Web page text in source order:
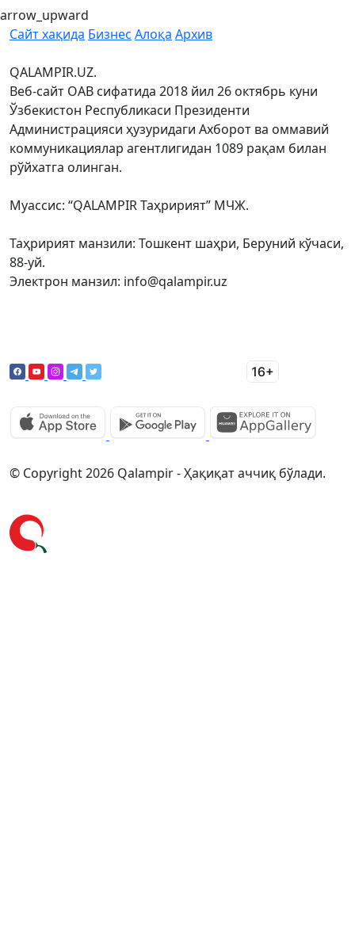
arrow_upward
Сайт хақида Бизнес Алоқа Архив
QALAMPIR.UZ.
Веб-сайт ОАВ сифатида 2018 йил 26 октябрь куни
Ўзбекистон Республикаси Президенти
Администрацияси ҳузуридаги Ахборот ва оммавий
коммуникациялар агентлигидан 1089 рақам билан
рўйхатга олинган.
Муассис: “QALAMPIR Таҳририят” МЧЖ.
Таҳририят манзили: Тошкент шаҳри, Беруний кўчаси,
88-уй.
Электрон манзил: info@qalampir.uz
© Copyright 2026 Qalampir - Ҳақиқат аччиқ бўлади.